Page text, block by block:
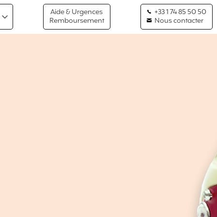
Aide & Urgences
Remboursement
+33 1 74 85 50 50
Nous contacter